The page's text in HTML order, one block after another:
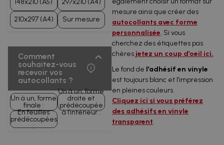
148x210 (A5)
297x210 (A4)
210x297 (A4) Sur mesure
Comment
souhaitez-vous
recevoir vos
autocollants ?
Un à un, forme
finale :
Un à un, forme
droite et
prédécoupée
à l’intérieur :
En feuilles
prédécoupées
:
mesure ainsi que créer des
autocollants avec forme
personnalisée. Si vous
cherchez des étiquettes pas
chères jetez un coup d’oeil ici.
Le fond de l’adhésif en vinyle
est toujours blanc et l’impression
en pleines couleurs.
Cliquez ici si vous préférez
des adhésifs en vinyle
transparent.